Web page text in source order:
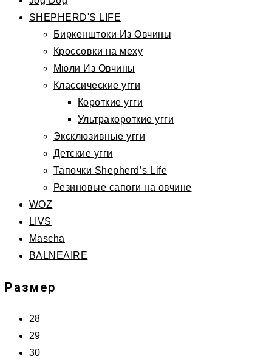
SHEPHERD'S LIFE
Биркенштоки Из Овчины
Кроссовки на меху
Мюли Из Овчины
Классические угги
Короткие угги
Ультракороткие угги
Эксклюзивные угги
Детские угги
Тапочки Shepherd’s Life
Резиновые сапоги на овчине
WOZ
LIVS
Mascha
BALNEAIRE
Размер
28
29
30